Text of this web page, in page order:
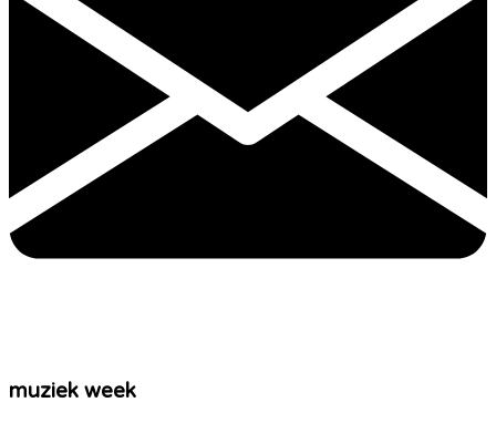
muziek week